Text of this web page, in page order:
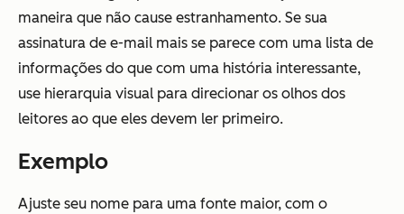
maneira que não cause estranhamento. Se sua
assinatura de e-mail mais se parece com uma lista de
informações do que com uma história interessante,
use hierarquia visual para direcionar os olhos dos
leitores ao que eles devem ler primeiro.
Exemplo
Ajuste seu nome para uma fonte maior, com o